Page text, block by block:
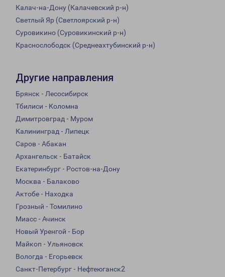
Калач-на-Дону (Калачевский р-н)
Светлый Яр (Светлоярский р-н)
Суровикино (Суровикинский р-н)
Краснослободск (Среднеахтубинский р-н)
Другие направления
Брянск - Лесосибирск
Тбилиси - Коломна
Димитровград - Муром
Калининград - Липецк
Саров - Абакан
Архангельск - Батайск
Екатеринбург - Ростов-на-Дону
Москва - Балаково
Актобе - Находка
Грозный - Томилино
Миасс - Ачинск
Новый Уренгой - Бор
Майкоп - Ульяновск
Вологда - Егорьевск
Санкт-Петербург - Нефтеюганск2